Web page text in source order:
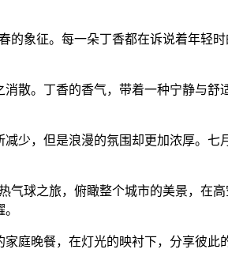
象征。每一朵丁香都在诉说着年轻
散。丁香的香气，带着一种宁静与
少，但是浪漫的氛围却更加浓厚。
球之旅，俯瞰整个城市的美景，在
庭晚餐，在灯光的映衬下，分享彼